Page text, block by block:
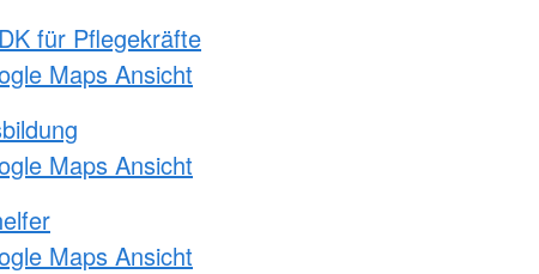
für Pflegekräfte
Maps Ansicht
Maps Ansicht
Maps Ansicht